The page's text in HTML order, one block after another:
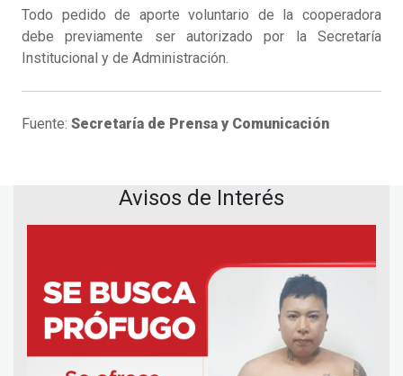
Todo pedido de aporte voluntario de la cooperadora
debe previamente ser autorizado por la Secretaría
Institucional y de Administración.
Fuente: Secretaría de Prensa y Comunicación
Avisos de Interés